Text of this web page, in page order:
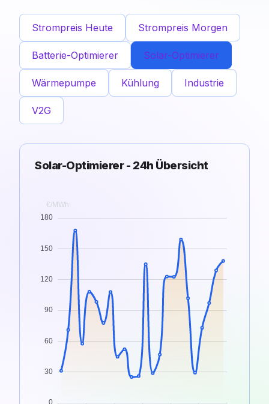
Strompreis Heute Strompreis Morgen
Batterie-Optimierer Solar-Optimierer
Wärmepumpe Kühlung Industrie
V2G
Solar-Optimierer - 24h Übersicht